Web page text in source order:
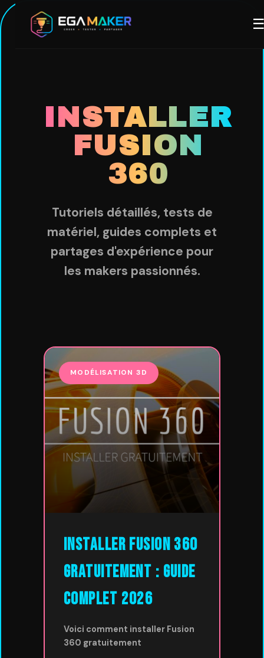
Aller
INSTALLER
FUSION
360
Tutoriels détaillés, tests de
matériel, guides complets et
partages d'expérience pour
les makers passionnés.
MODÉLISATION 3D
Installer Fusion 360
Gratuitement : Guide
Complet 2026
Voici comment installer Fusion
360 gratuitement